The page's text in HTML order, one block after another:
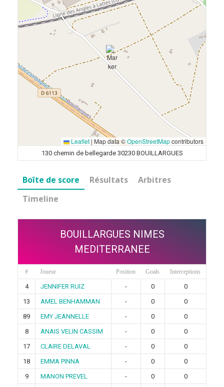
Leaflet | Map data ©OpenStreetMapcontributors
130 chemin de bellegarde 30230 BOUILLARGUES
Boîte de score Résultats
Arbitres
Timeline
BOUILLARGUES NIMES
MEDITERRANEE
# Joueur Position Goals Interceptions
4 JENNIFER RUIZ - 0
0
13
AMEL BENHAMMAN - 0
0
89
EMY JEANNELLE - 0
0
8
ANAIS VELIN CASSIM - 0
0
17
CLAIRE DELAVAL - 0
0
18
EMMA PINNA - 0
0
9
MANON PREVEL - 0
0